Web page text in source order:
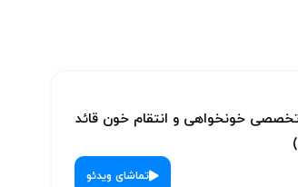
خونخواهی و انتقام خون قائد
تماشای ویدئو